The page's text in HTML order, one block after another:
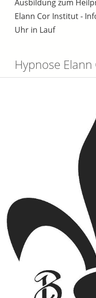
Ausbildung zum
Elann Cor Institut -
Uhr in Lauf
Hypnose Elann